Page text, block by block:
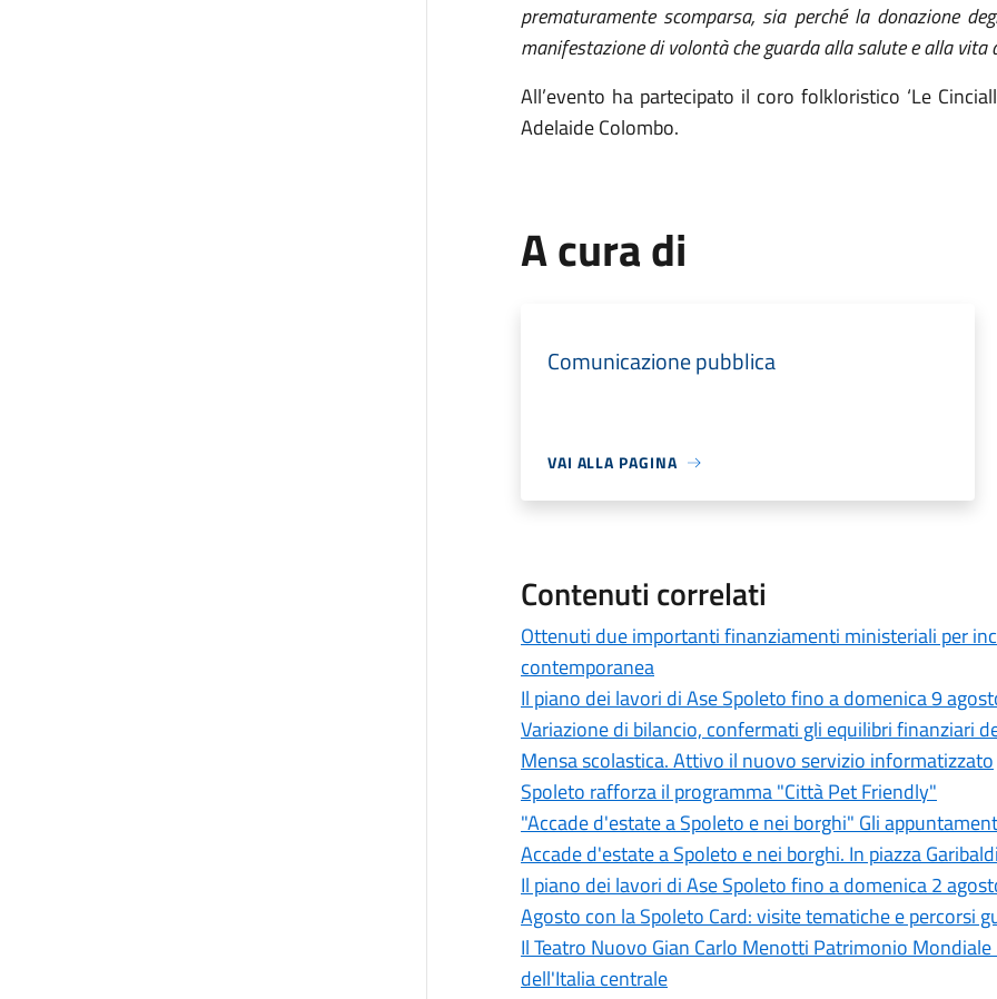
prematuramente scomparsa, sia perché la donazione
manifestazione di volontà che guarda alla salute ealla vita
All’evento ha partecipato il coro folkloristico ‘Le
Adelaide Colombo.
A cura di
Comunicazione pubblica
VAI ALLA PAGINA
Contenuti correlati
Ottenuti due importanti finanziamenti ministeriali per
contemporanea
Il piano dei lavori di Ase Spoleto fino a domenica 9
Variazione di bilancio, confermati gli equilibri finanziari
Mensa scolastica. Attivo il nuovo servizio informatizzato
Spoleto rafforza il programma "Città Pet Friendly"
"Accade d'estate a Spoleto e nei borghi" Gli
Accade d'estate a Spoleto e nei borghi. In piazza
Il piano dei lavori di Ase Spoleto fino a domenica 2
Agosto con la Spoleto Card: visite tematiche e percorsi
Il Teatro Nuovo Gian Carlo Menotti Patrimonio
dell'Italia centrale